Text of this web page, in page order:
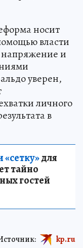
носит
власти
напряжение и
уверен,
личного
в
для
тайно
гостей
kp.ru